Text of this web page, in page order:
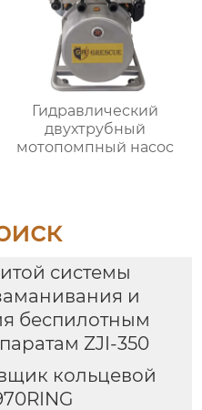
Гидравлический
двухтрубный
мотопомпный насос
системы
и
беспилотным
ZJI-350
кольцевой